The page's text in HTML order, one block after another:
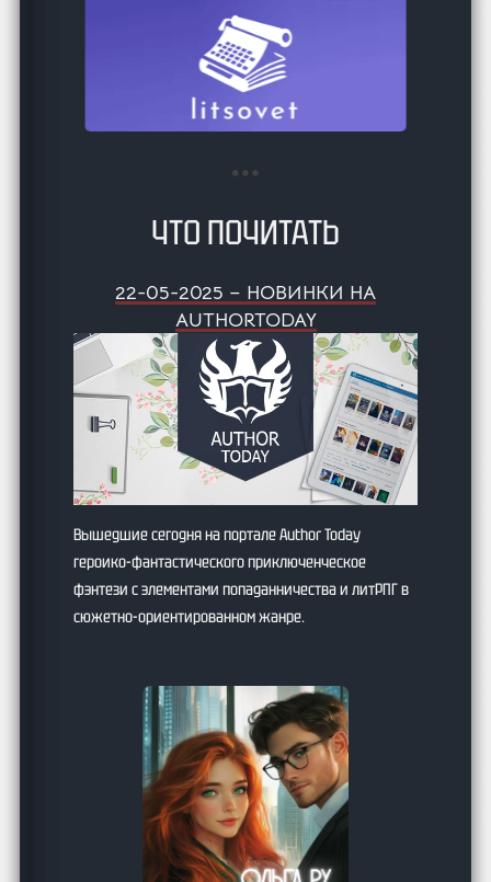
ЧТО ПОЧИТАТЬ
22-05-2025 – НОВИНКИ НА
AUTHORTODAY
Вышедшие сегодня на портале Author Today
героико-фантастического приключенческое
фэнтези с элементами попаданничества и литРПГ в
сюжетно-ориентированном жанре.